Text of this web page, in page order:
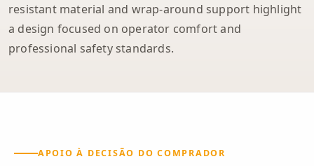
resistant material and wrap-around support highlight
a design focused on operator comfort and
professional safety standards.
APOIO À DECISÃO DO COMPRADOR